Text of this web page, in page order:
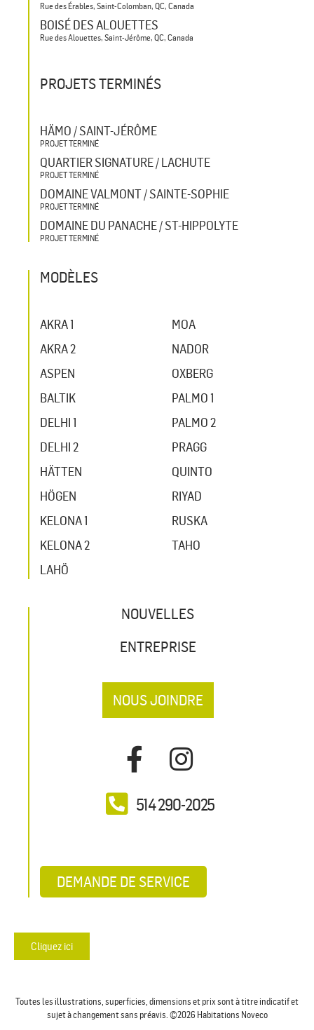
Rue des Érables, Saint-Colomban, QC, Canada
BOISÉ DES ALOUETTES
Rue des Alouettes, Saint-Jérôme, QC, Canada
PROJETS TERMINÉS
HÄMO / SAINT-JÉRÔME
PROJET TERMINÉ
QUARTIER SIGNATURE / LACHUTE
PROJET TERMINÉ
DOMAINE VALMONT / SAINTE-SOPHIE
PROJET TERMINÉ
DOMAINE DU PANACHE / ST-HIPPOLYTE
PROJET TERMINÉ
MODÈLES
AKRA 1
AKRA 2
ASPEN
BALTIK
DELHI 1
DELHI 2
HÄTTEN
HÖGEN
KELONA 1
KELONA 2
LAHÖ
MOA
NADOR
OXBERG
PALMO 1
PALMO 2
PRAGG
QUINTO
RIYAD
RUSKA
TAHO
NOUVELLES
ENTREPRISE
NOUS JOINDRE
514 290-2025
DEMANDE DE SERVICE
Cliquez ici
Toutes les illustrations, superficies, dimensions et prix sont à titre indicatif et
sujet à changement sans préavis. ©2026 Habitations Noveco